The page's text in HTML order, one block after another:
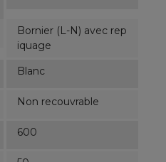
Bornier (L-N) avec rep
iquage
Blanc
Non recouvrable
600